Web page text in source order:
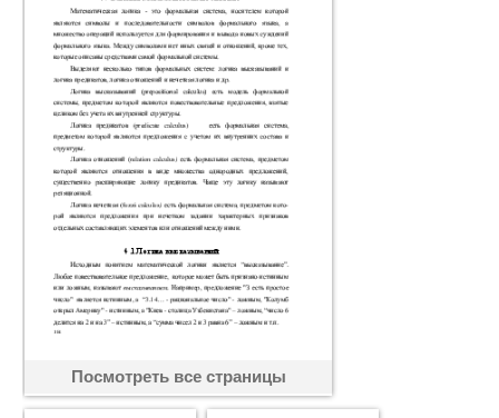
Посмотреть все страницы